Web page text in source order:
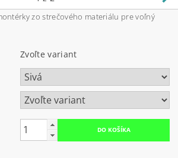
zo strečového materiálu pre voľný
Zvoľte variant